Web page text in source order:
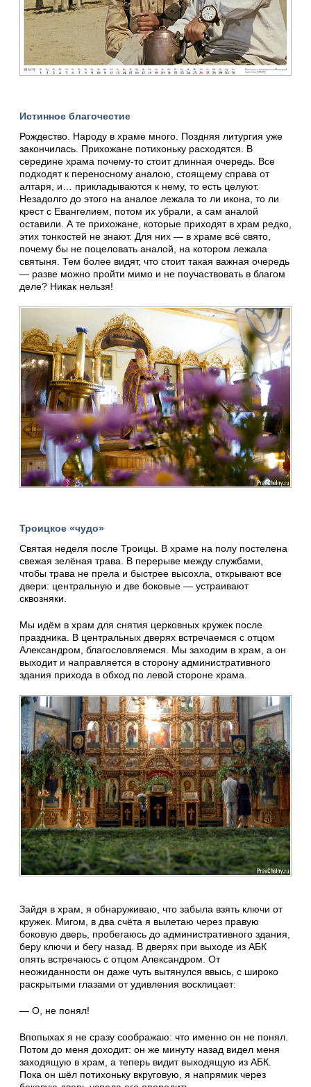
Истинное благочестие
Рождество. Народу в храме много. Поздняя литургия уже
закончилась. Прихожане потихоньку расходятся. В
середине храма почему-то стоит длинная очередь. Все
подходят к переносному аналою, стоящему справа от
алтаря, и… прикладываются к нему, то есть целуют.
Незадолго до этого на аналое лежала то ли икона, то ли
крест с Евангелием, потом их убрали, а сам аналой
оставили. А те прихожане, которые приходят в храм редко,
этих тонкостей не знают. Для них — в храме всё свято,
почему бы не поцеловать аналой, на котором лежала
святыня. Тем более видят, что стоит такая важная очередь
— разве можно пройти мимо и не поучаствовать в благом
деле? Никак нельзя!
Троицкое «чудо»
Святая неделя после Троицы. В храме на полу постелена
свежая зелёная трава. В перерыве между службами,
чтобы трава не прела и быстрее высохла, открывают все
двери: центральную и две боковые — устраивают
сквозняки.
Мы идём в храм для снятия церковных кружек после
праздника. В центральных дверях встречаемся с отцом
Александром, благословляемся. Мы заходим в храм, а он
выходит и направляется в сторону административного
здания прихода в обход по левой стороне храма.
Зайдя в храм, я обнаруживаю, что забыла взять ключи от
кружек. Мигом, в два счёта я вылетаю через правую
боковую дверь, пробегаюсь до административного здания,
беру ключи и бегу назад. В дверях при выходе из АБК
опять встречаюсь с отцом Александром. От
неожиданности он даже чуть вытянулся ввысь, с широко
раскрытыми глазами от удивления восклицает:
— О, не понял!
Впопыхах я не сразу соображаю: что именно он не понял.
Потом до меня доходит: он же минуту назад видел меня
заходящую в храм, а теперь видит выходящую из АБК.
Пока он шёл потихоньку вкруговую, я напрямик через